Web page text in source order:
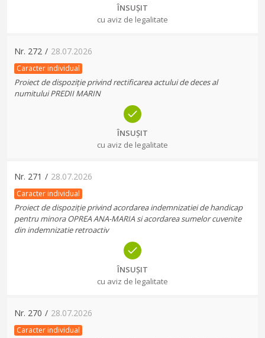
ÎNSUȘIT
cu aviz de legalitate
Nr. 272 / 28.07.2026
Caracter individual
Proiect de dispoziție privind rectificarea actului de deces al
numitului PREDII MARIN
ÎNSUȘIT
cu aviz de legalitate
Nr. 271 / 28.07.2026
Caracter individual
Proiect de dispoziție privind acordarea indemnizatiei de handicap
pentru minora OPREA ANA-MARIA si acordarea sumelor cuvenite
din indemnizatie retroactiv
ÎNSUȘIT
cu aviz de legalitate
Nr. 270 / 28.07.2026
Caracter individual